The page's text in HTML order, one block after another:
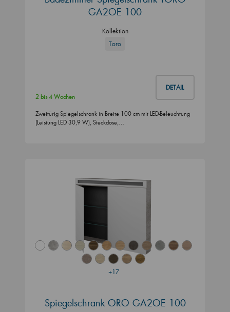
GA2OE 100
Kollektion
Toro
DETAIL
2 bis 4 Wochen
Zweitürig Spiegelschrank in Breite 100 cm mit LED-Beleuchtung
(Leistung LED 30,9 W), Steckdose,…
+17
Spiegelschrank ORO GA2OE 100